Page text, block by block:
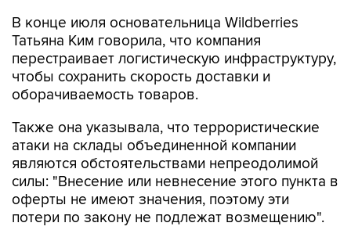
В конце июля основательница Wildberries
Татьяна Ким говорила, что компания
перестраивает логистическую инфраструктуру,
чтобы сохранить скорость доставки и
оборачиваемость товаров.
Также она указывала, что террористические
атаки на склады объединенной компании
являются обстоятельствами непреодолимой
силы: "Внесение или невнесение этого пункта в
оферты не имеют значения, поэтому эти
потери по закону не подлежат возмещению".